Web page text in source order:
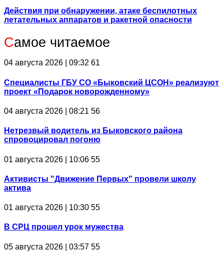
Действия при обнаружении, атаке беспилотных
летательных аппаратов и ракетной опасности
Самое читаемое
04 августа 2026 | 09:32 61
Специалисты ГБУ СО «Быковский ЦСОН» реализуют
проект «Подарок новорожденному»
04 августа 2026 | 08:21 56
Нетрезвый водитель из Быковского района
спровоцировал погоню
01 августа 2026 | 10:06 55
Активисты "Движение Первых" провели школу
актива
01 августа 2026 | 10:30 55
В СРЦ прошел урок мужества
05 августа 2026 | 03:57 55